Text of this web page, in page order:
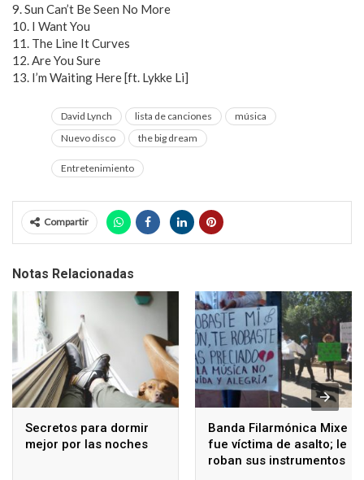
9. Sun Can’t Be Seen No More
10. I Want You
11. The Line It Curves
12. Are You Sure
13. I’m Waiting Here [ft. Lykke Li]
David Lynch lista de canciones
música
Nuevo disco
the big dream
Entretenimiento
Compartir
Notas Relacionadas
Secretos para dormir
mejor por las noches
Banda Filarmónica Mixe
fue víctima de asalto; le
roban sus instrumentos